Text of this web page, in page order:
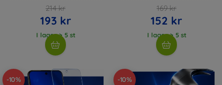
214 kr
193 kr
I lager > 5 st
169 kr
152 kr
I lager > 5 st
-10% -10%